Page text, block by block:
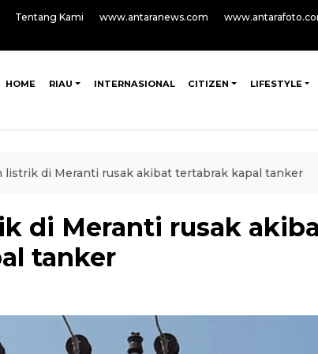
Tentang Kami www.antaranews.com
HOME RIAU INTERNASIONAL CITIZEN LIFESTYLE
listrik di Meranti rusak akibat tertabrak kapal tanker
di Meranti rusak
tanker